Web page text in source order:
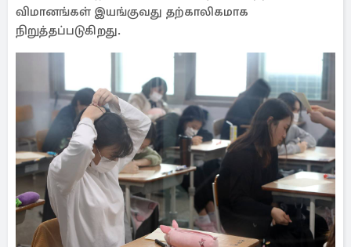
விமானங்கள் இயங்குவது தற்காலிகமாக
நிறுத்தப்படுகிறது.